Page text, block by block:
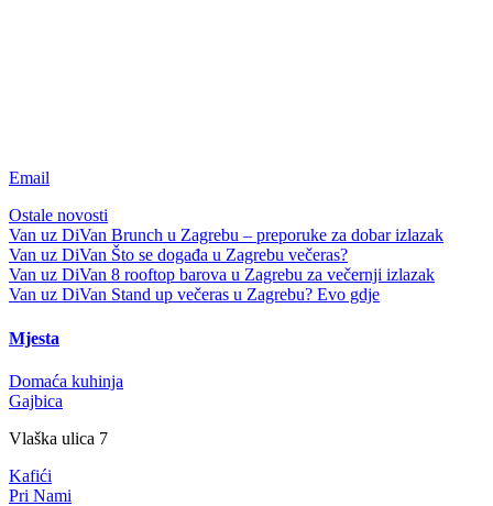
Email
Ostale novosti
Van uz DiVan Brunch u Zagrebu – preporuke za dobar izlazak
Van uz DiVan Što se događa u Zagrebu večeras?
Van uz DiVan 8 rooftop barova u Zagrebu za večernji izlazak
Van uz DiVan Stand up večeras u Zagrebu? Evo gdje
Mjesta
Domaća kuhinja
Gajbica
Vlaška ulica 7
Kafići
Pri Nami